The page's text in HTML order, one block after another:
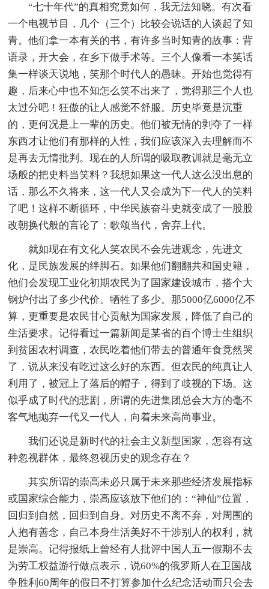
“七十年代”的真相究竟如何，我无法知晓。有次看
一个电视节目，几个（三个）比较会说话的人谈起了知
青。他们拿一本有关的书，有许多当时知青的故事：背
语录，开大会，在乡下做手术等。三个人像看一本笑话
集一样谈天说地，笑那个时代人的愚昧。开始也觉得有
趣，后来心中也不知怎么笑不出来了，觉得那三个人也
太过分吧！狂傲的让人感觉不舒服。历史毕竟是沉重
的，更何况是上一辈的历史。他们被无情的剥夺了一样
东西才让他们有那样的人性，我们应该深入去理解而不
是再去无情批判。现在的人所谓的吸取教训就是毫无立
场般的把史料当笑料？我想如果这一代人这么没出息的
话，那么不久将来，这一代人又会成为下一代人的笑料
了吧！这样不断循环，中华民族奋斗史就变成了一股股
改朝换代般的言论了：歌颂当代，舍弃上代。
就如现在有文化人笑农民不会先进观念，先进文
化，是民族发展的绊脚石。如果他们翻翻共和国史籍，
他们会发现工业化初期农民为了国家建设城市，搭个大
钢炉付出了多少代价。牺牲了多少。那5000亿6000亿不
算，更重要是农民甘心贡献为国家发展，降低了自己的
生活要求。记得看过一篇新闻是某省的百个博士生组织
到贫困农村调查，农民吃着他们带去的普通年食竟然哭
了，说从来没有吃过这么好的东西。但农民的纯真让人
利用了，被冠上了落后的帽子，得到了歧视的下场。这
似乎成了时代的悲剧，所谓的先进集团总会大方的毫不
客气地抛弃一代又一代人，向着未来高尚事业。
我们还说是新时代的社会主义新型国家，怎容有这
种忽视群体，最终忽视历史的观念存在？
其实所谓的崇高未必只属于未来那些经济发展指标
或国家综合能力，崇高应该放下他们的：“神仙”位置，
回归到自然，回归到自身。对历史不离不弃，对周围的
人抱有善念，自己本身生活美好不干涉别人的权利，就
是崇高。记得报纸上曾经有人批评中国人五一假期不去
为劳工权益游行做点表示，说60%的俄罗斯人在卫国战
争胜利60周年的假日不打算参加什么纪念活动而只会去